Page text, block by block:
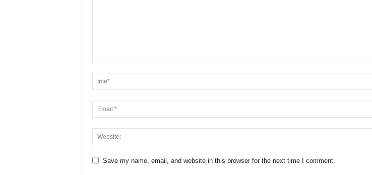
Save my name, email, and website in this browser for the next time I comment.